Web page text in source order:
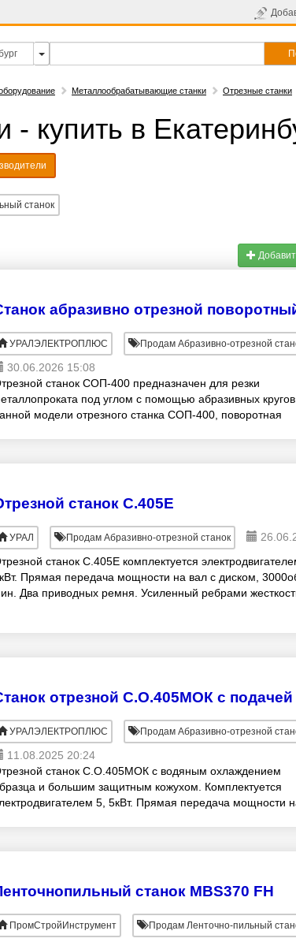
Металлообрабатывающие станки Отрезные станки
- купить в
станок
УРАЛЭЛЕКТРОПЛЮС Продам Абразивно-отрезной
30.06.2026 15:08
станок СОП-400 предназначен для резки
под углом с помощью абразивных
модели отрезного станка СОП-400, поворотная
станок С.405Е
УРАЛ Продам Абразивно-отрезной станок
станок С.405Е комплектуется
Прямая передача мощности на вал с диском,
Два приводных ремня. Усиленный ребрами
УРАЛЭЛЕКТРОПЛЮС Продам Абразивно-отрезной
11.08.2025 20:24
станок С.О.405МОК с водяным охлаждением
и большим защитным кожухом. Комплектуется
5, 5кВт. Прямая передача мощности
станок MBS370 FH
ПромСтройИнструмент Продам Ленточно-пильный